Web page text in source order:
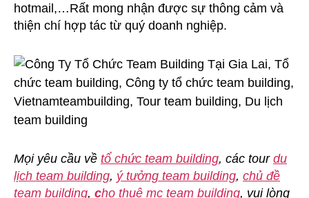
hotmail,…Rất mong nhận được sự thông cảm và
thiện chí hợp tác từ quý doanh nghiệp.
Mọi yêu cầu về tổ chức team building, các tour du
lịch team building, ý tưởng team building, chủ đề
team building, cho thuê mc team building, vui lòng